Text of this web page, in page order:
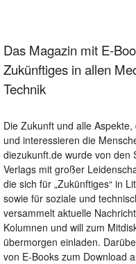
Das Magazin mit E-
Zukünftiges in allen
Technik
Die Zukunft und alle
und interessieren die
diezukunft.de wurde von den
Verlags mit großer
die sich für „Zukünftiges“ in
sowie für soziale und
versammelt aktuelle
Kolumnen und will zum
übermorgen einladen.
von E-Books zum Download